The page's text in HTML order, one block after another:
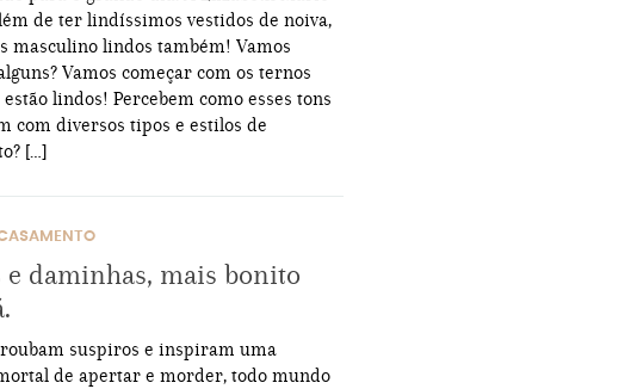
de ter lindíssimos vestidos de noiva,
masculino lindos também! Vamos
Vamos começar com os ternos
lindos! Percebem como esses tons
com diversos tipos e estilos de
[…]
e daminhas, mais bonito
suspiros e inspiram uma
de apertar e morder, todo mundo